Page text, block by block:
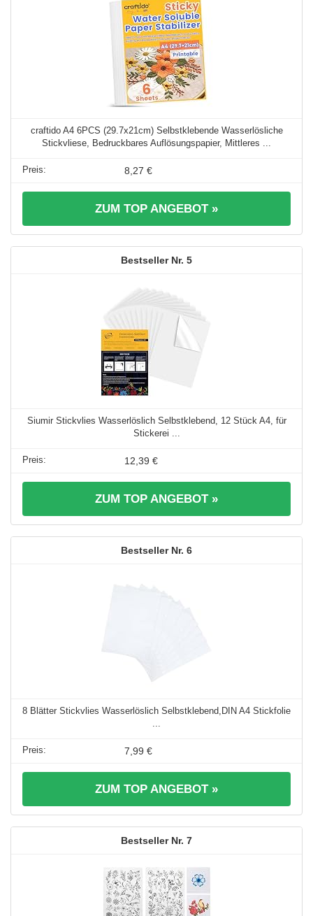
craftido A4 6PCS (29.7x21cm) Selbstklebende Wasserlösliche
Stickvliese, Bedruckbares Auflösungspapier, Mittleres ...
8,27 €
ZUM TOP ANGEBOT »
5
Siumir Stickvlies Wasserlöslich Selbstklebend, 12 Stück A4, für
Stickerei ...
12,39 €
ZUM TOP ANGEBOT »
6
8 Blätter Stickvlies Wasserlöslich Selbstklebend,DIN A4 Stickfolie
7,99 €
ZUM TOP ANGEBOT »
7